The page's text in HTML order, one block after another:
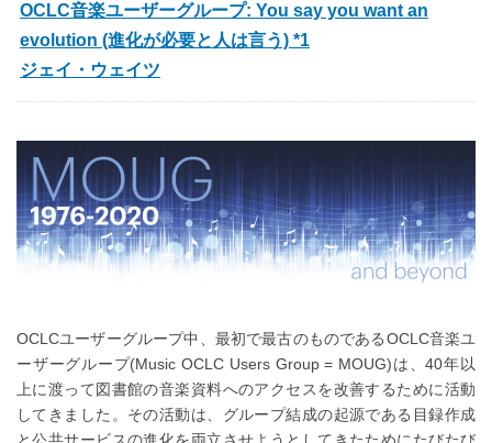
OCLC音楽ユーザーグループ: You say you want an
evolution (進化が必要と人は言う) *1
ジェイ・ウェイツ
OCLCユーザーグループ中、最初で最古のものであるOCLC音楽ユ
ーザーグループ(Music OCLC Users Group = MOUG)は、40年以
上に渡って図書館の音楽資料へのアクセスを改善するために活動
してきました。その活動は、グループ結成の起源である目録作成
と公共サービスの進化を両立させようとしてきたためにたびたび